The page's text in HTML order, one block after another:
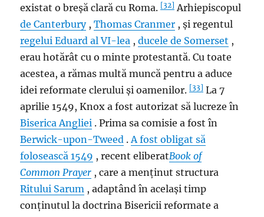
existat o breșă clară cu Roma.[32] Arhiepiscopul
de Canterbury,Thomas Cranmer , și regentul
regelui Eduard al VI-lea ,ducele de Somerset ,
erau hotărât cu o minte protestantă. Cu toate
acestea, a rămas multă muncă pentru a aduce
idei reformate clerului și oamenilor.[33] La 7
aprilie 1549, Knox a fost autorizat să lucreze în
Biserica Angliei . Prima sa comisie a fost în
Berwick-upon-Tweed .A fost obligat să
folosească 1549 , recent eliberatBook of
Common Prayer , care a menținut structura
Ritului Sarum , adaptând în același timp
conținutul la doctrina Bisericii reformate a